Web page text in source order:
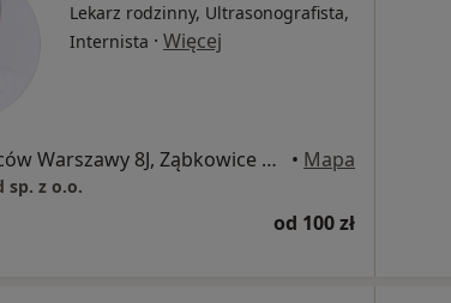
Lekarz rodzinny, Ultrasonografista,
Internista · Więcej
Powstańców Warszawy 8J, Ząbkowice Śląskie • Mapa
sp. z o.o.
od 100 zł